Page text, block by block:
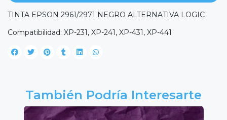
TINTA EPSON 2961/2971 NEGRO ALTERNATIVA LOGIC
Compatibilidad: XP-231, XP-241, XP-431, XP-441
También Podría Interesarte